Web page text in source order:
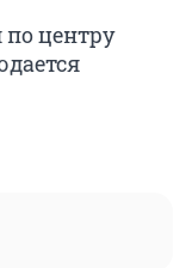
по центру